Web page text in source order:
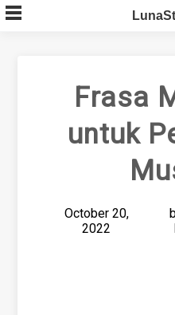
Skip
to
Frasa
untuk
October 20,
2022